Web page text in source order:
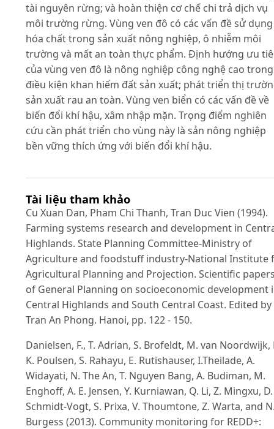
tài nguyên rừng; và hoàn thiện cơ chế chi trả dịch vụ
môi trường rừng. Vùng ven đô có các vấn đề sử dụng
hóa chất trong sản xuất nông nghiệp, ô nhiễm môi
trường và mất an toàn thực phẩm. Định hướng ưu
của vùng ven đô là nông nghiệp công nghệ cao trong
điều kiện khan hiếm đất sản xuất; phát triển thị
sản xuất rau an toàn. Vùng ven biển có các vấn đề về
biến đổi khí hậu, xâm nhập mặn. Trọng điểm nghiên
cứu cần phát triển cho vùng này là sản nông nghiệp
bền vững thích ứng với biến đổi khí hậu.
Tài liệu tham khảo
Cu Xuan Dan, Pham Chi Thanh, Tran Duc Vien (1994).
Farming systems research and development in
Highlands. State Planning Committee-Ministry of
Agriculture and foodstuff industry-National Institute
Agricultural Planning and Projection. Scientific
of General Planning on socioeconomic development
Central Highlands and South Central Coast. Edited by
Tran An Phong. Hanoi, pp. 122 - 150.
Danielsen, F., T. Adrian, S. Brofeldt, M. van Noordwijk,
K. Poulsen, S. Rahayu, E. Rutishauser, I.Theilade, A.
Widayati, N. The An, T. Nguyen Bang, A. Budiman, M.
Enghoff, A. E. Jensen, Y. Kurniawan, Q. Li, Z. Mingxu, D.
Schmidt-Vogt, S. Prixa, V. Thoumtone, Z. Warta, and
Burgess (2013). Community monitoring for REDD+: